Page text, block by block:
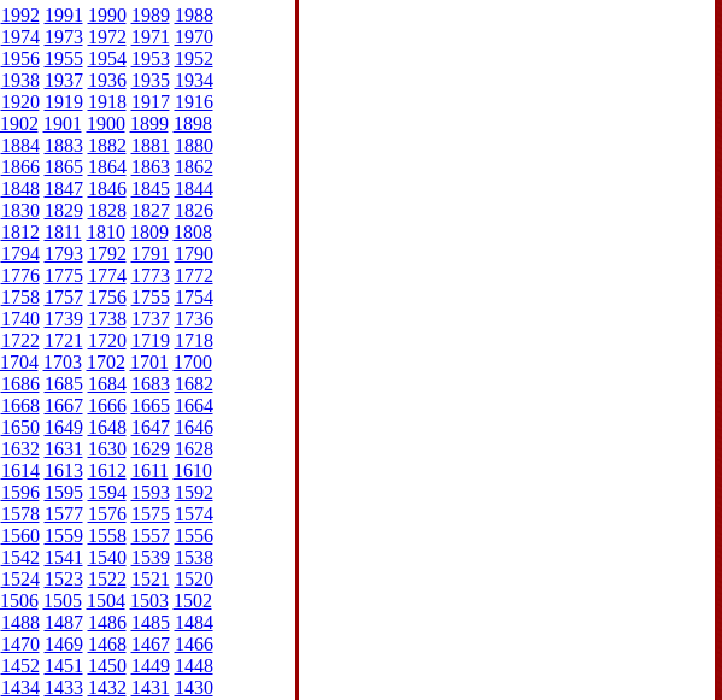
1992 1991 1990 1989 1988
1974 1973 1972 1971 1970
1956 1955 1954 1953 1952
1938 1937 1936 1935 1934
1920 1919 1918 1917 1916
1902 1901 1900 1899 1898
1884 1883 1882 1881 1880
1866 1865 1864 1863 1862
1848 1847 1846 1845 1844
1830 1829 1828 1827 1826
1812 1811 1810 1809 1808
1794 1793 1792 1791 1790
1776 1775 1774 1773 1772
1758 1757 1756 1755 1754
1740 1739 1738 1737 1736
1722 1721 1720 1719 1718
1704 1703 1702 1701 1700
1686 1685 1684 1683 1682
1668 1667 1666 1665 1664
1650 1649 1648 1647 1646
1632 1631 1630 1629 1628
1614 1613 1612 1611 1610
1596 1595 1594 1593 1592
1578 1577 1576 1575 1574
1560 1559 1558 1557 1556
1542 1541 1540 1539 1538
1524 1523 1522 1521 1520
1506 1505 1504 1503 1502
1488 1487 1486 1485 1484
1470 1469 1468 1467 1466
1452 1451 1450 1449 1448
1434 1433 1432 1431 1430